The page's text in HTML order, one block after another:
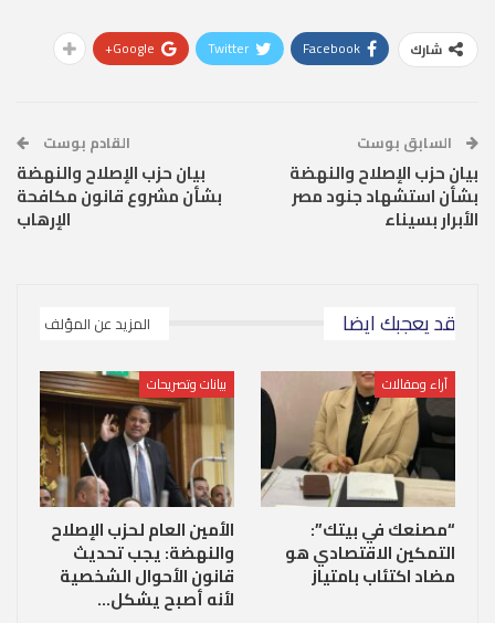
شارك Facebook
Twitter
Google+
السابق بوست
بيان حزب الإصلاح والنهضة
بشأن استشهاد جنود مصر
الأبرار بسيناء
القادم بوست
بيان حزب الإصلاح والنهضة
بشأن مشروع قانون مكافحة
الإرهاب
قد يعجبك ايضا المزيد عن المؤلف
آراء ومقالات
“مصنعك في بيتك”:
التمكين الاقتصادي هو
مضاد اكتئاب بامتياز
بيانات وتصريحات
الأمين العام لحزب الإصلاح
والنهضة: يجب تحديث
قانون الأحوال الشخصية
لأنه أصبح يشكل…